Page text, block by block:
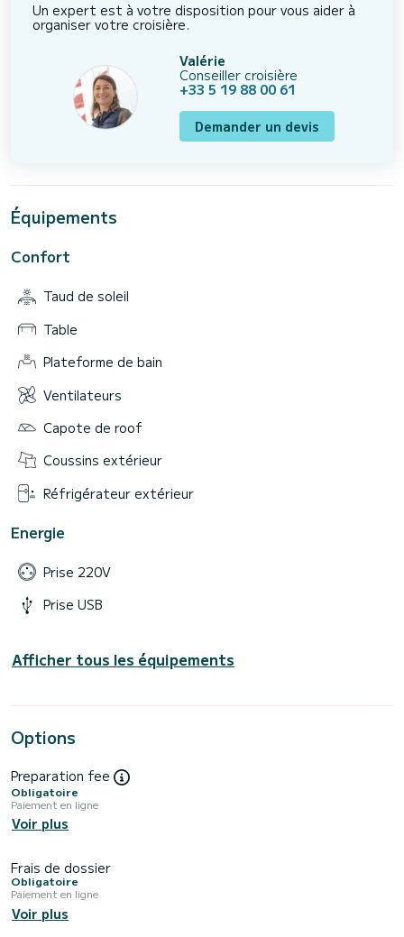
Un expert est à votre disposition pour vous aider à
organiser votre croisière.
Valérie
Conseiller croisière
+33 5 19 88 00 61
Demander un devis
Équipements
Confort
Taud de soleil
Table
Plateforme de bain
Ventilateurs
Capote de roof
Coussins extérieur
Réfrigérateur extérieur
Energie
Prise 220V
Prise USB
Afficher tous les équipements
Options
Preparation fee
Obligatoire
Paiement en ligne
Voir plus
Frais de dossier
Obligatoire
Paiement en ligne
Voir plus